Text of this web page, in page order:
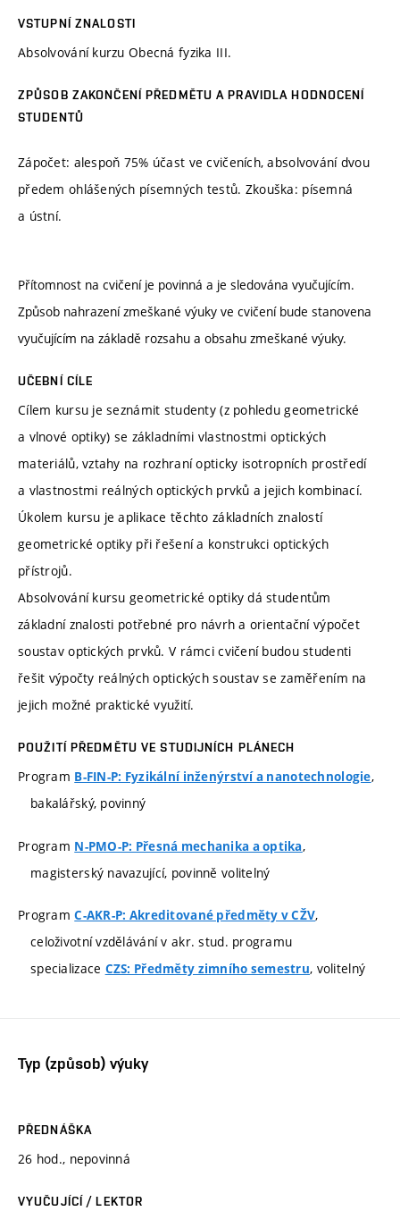
VSTUPNÍ ZNALOSTI
Absolvování kurzu Obecná fyzika III.
ZPŮSOB ZAKONČENÍ PŘEDMĚTU A PRAVIDLA HODNOCENÍ
STUDENTŮ
Zápočet: alespoň 75% účast ve cvičeních, absolvování dvou
předem ohlášených písemných testů. Zkouška: písemná
a ústní.
Přítomnost na cvičení je povinná a je sledována vyučujícím.
Způsob nahrazení zmeškané výuky ve cvičení bude stanovena
vyučujícím na základě rozsahu a obsahu zmeškané výuky.
UČEBNÍ CÍLE
Cílem kursu je seznámit studenty (z pohledu geometrické
a vlnové optiky) se základními vlastnostmi optických
materiálů, vztahy na rozhraní opticky isotropních prostředí
a vlastnostmi reálných optických prvků a jejich kombinací.
Úkolem kursu je aplikace těchto základních znalostí
geometrické optiky při řešení a konstrukci optických
přístrojů.
Absolvování kursu geometrické optiky dá studentům
základní znalosti potřebné pro návrh a orientační výpočet
soustav optických prvků. V rámci cvičení budou studenti
řešit výpočty reálných optických soustav se zaměřením na
jejich možné praktické využití.
POUŽITÍ PŘEDMĚTU VE STUDIJNÍCH PLÁNECH
Program B-FIN-P: Fyzikální inženýrství a nanotechnologie,
bakalářský, povinný
Program N-PMO-P: Přesná mechanika a optika,
magisterský navazující, povinně volitelný
ProgramC-AKR-P: Akreditované předměty v CŽV,
celoživotní vzdělávání v akr. stud. programu
specializace CZS: Předměty zimního semestru, volitelný
Typ (způsob) výuky
PŘEDNÁŠKA
26 hod., nepovinná
VYUČUJÍCÍ / LEKTOR